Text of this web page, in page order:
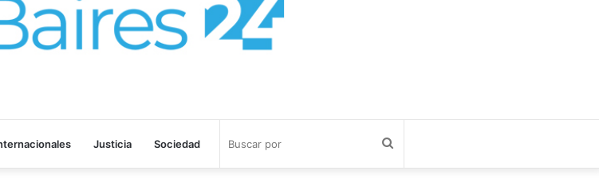
Justicia Sociedad